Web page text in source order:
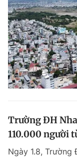
Trường ĐH
110.000 người
Ngày 1.8,